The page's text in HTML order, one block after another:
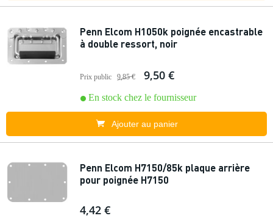
Penn Elcom H1050k poignée encastrable
à double ressort, noir
Prix public 9,85 € 9,50 €
En stock chez le fournisseur
Ajouter au panier
Penn Elcom H7150/85k plaque arrière
pour poignée H7150
4,42 €